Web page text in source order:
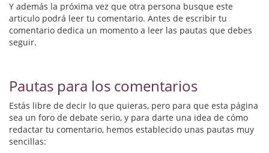
Biografía
Biografías
Cine
Cocina
Cómic
Y además la próxima vez que otra persona busque este
articulo podrá leer tu comentario. Antes de escribir tu
comentario dedica un momento a leer las pautas que debes
seguir.
Pautas para los comentarios
Estás libre de decir lo que quieras, pero para que esta página
sea un foro de debate serio, y para darte una idea de cómo
redactar tu comentario, hemos establecido unas pautas muy
sencillas: